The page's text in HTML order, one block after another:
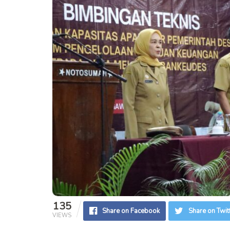
135
VIEWS Share on Facebook Share on